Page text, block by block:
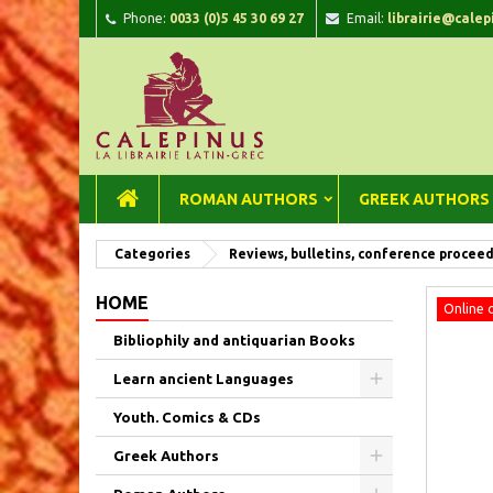
Phone: 0033 (0)5 45 30 69 27 Email:
ROMAN AUTHORS GREEK AUTHORS
Categories Reviews, bulletins, conference
HOME
Bibliophily and antiquarian Books
Learn ancient Languages
Youth. Comics & CDs
Greek Authors
Online